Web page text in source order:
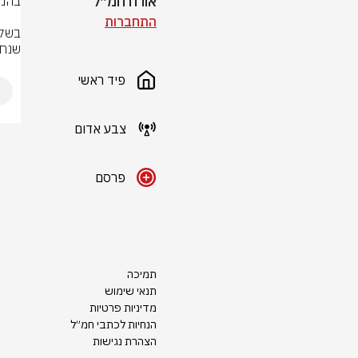
התחברות
פיד ראשי
צבע אדום
פרסם
תמיכה
תנאי שימוש
מדיניות פרטיות
הנחיות לכתבי חמ״ל
הצהרת נגישות